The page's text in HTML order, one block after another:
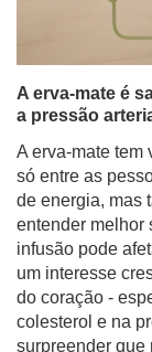
A erva-mate é
a pressão
A erva-mate tem
só entre as
de energia, mas
entender melhor
infusão pode
um interesse
do coração -
colesterol e na
surpreender que